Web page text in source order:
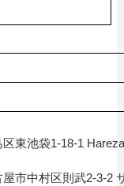
東池袋1-18-1
市中村区則武2-3-2